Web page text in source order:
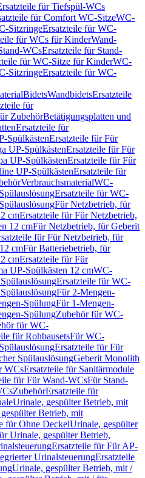
für Tiefspül-WCs
für Comfort WC-SitzeWC-
SitzringeErsatzteile für WC-
für WCs für KinderWand-
WCsErsatzteile für Stand-
für WC-Sitze für KinderWC-
SitzringeErsatzteile für WC-
BidetsWandbidetsErsatzteile
für
ZubehörBetätigungsplatten und
Ersatzteile für
SpülkästenErsatzteile für Für
UP-SpülkästenErsatzteile für Für
UP-SpülkästenErsatzteile für Für
UP-SpülkästenErsatzteile für
VerbrauchsmaterialWC-
Ersatzteile für WC-
Für Netzbetrieb, für
cmErsatzteile für Für Netzbetrieb,
12 cmFür Netzbetrieb, für Geberit
für Für Netzbetrieb, für
cmFür Batteriebetrieb, für
cmErsatzteile für Für
UP-Spülkästen 12 cmWC-
Ersatzteile für WC-
Für 2-Mengen-
SpülungFür 1-Mengen-
SpülungZubehör für WC-
für WC-
für RohbausetsFür WC-
Ersatzteile für Für
SpülauslösungGeberit Monolith
WCsErsatzteile für Sanitärmodule
für Für Wand-WCsFür Stand-
ZubehörErsatzteile für
Urinale, gespülter Betrieb, mit
Betrieb, mit
für Ohne DeckelUrinale, gespülter
Urinale, gespülter Betrieb,
Ersatzteile für Für AP-
UrinalsteuerungErsatzteile
Urinale, gespülter Betrieb, mit /